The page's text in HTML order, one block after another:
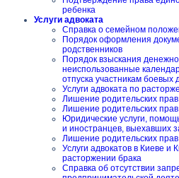
ребенка
Услуги адвоката
Справка о семейном
Порядок оформления
родственников
Порядок взыскания
неиспользованные
отпуска участникам боевых
Услуги адвоката по
Лишение родительских
Лишение родительских
Юридические услуги,
и иностранцев, выехавших
Лишение родительских
Услуги адвокатов в Киеве и
расторжении брака
Справка об отсутствии